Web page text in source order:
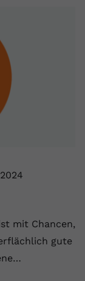
mit Chancen,
gute